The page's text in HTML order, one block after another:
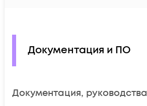
Документация и ПО
Документация,